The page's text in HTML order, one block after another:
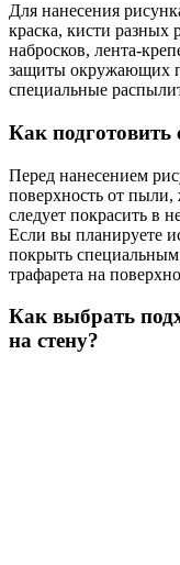
Для нанесения
краска, кисти разных
набросков, лента-
защиты окружающих
специальные
Как подготовить
Перед нанесением
поверхность от пыли,
следует покрасить в
Если вы планируете
покрыть
трафарета на
Как выбрать
на стену?